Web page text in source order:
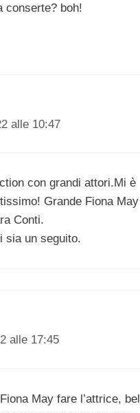
conserte? boh!
alle 10:47
con grandi attori.Mi è
Grande Fiona
Conti.
sia un seguito.
alle 17:45
May fare l’attrice,